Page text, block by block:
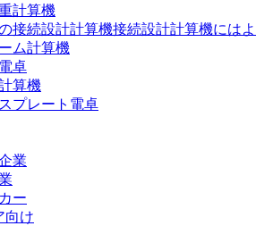
計算機
接続設計計算機接続設計計算機には
ム計算機
卓
算機
プレート電卓
業
ー
向け